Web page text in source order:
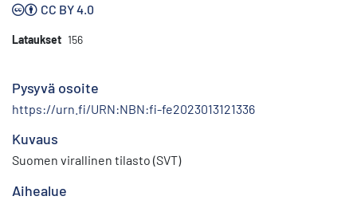
CC BY 4.0
Lataukset 156
Pysyvä osoite
https://urn.fi/URN:NBN:fi-fe2023013121336
Kuvaus
Suomen virallinen tilasto (SVT)
Aihealue